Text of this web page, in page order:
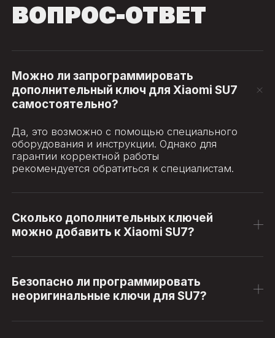
ВОПРОС-ОТВЕТ
Можно ли запрограммировать
дополнительный ключ для Xiaomi SU7
самостоятельно?
Да, это возможно с помощью специального
оборудования и инструкции. Однако для
гарантии корректной работы
рекомендуется обратиться к специалистам.
Сколько дополнительных ключей
можно добавить к Xiaomi SU7?
Безопасно ли программировать
неоригинальные ключи для SU7?